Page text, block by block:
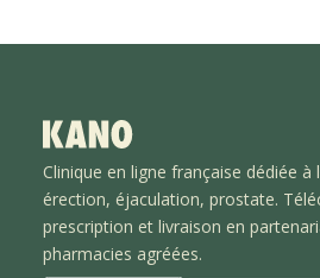
Clinique en ligne française dédiée à
érection, éjaculation, prostate.
prescription et livraison en
pharmacies agréées.